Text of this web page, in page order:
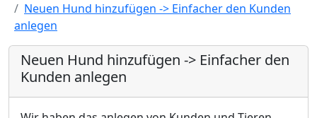
Neuen Hund hinzufügen -> Einfacher den Kunden
anlegen
Neuen Hund hinzufügen -> Einfacher den
Kunden anlegen